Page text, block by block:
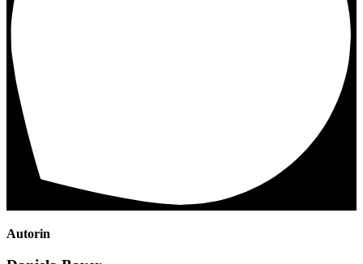
Autorin